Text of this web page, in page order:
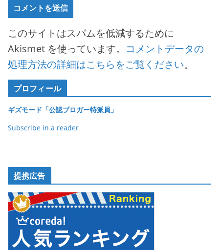
このサイトはスパムを低減するために
Akismet を使っています。 コメントデータの
処理方法の詳細はこちらをご覧ください。
プロフィール
ギズモード「公認ブロガー特派員」
Subscribe in a reader
提携広告